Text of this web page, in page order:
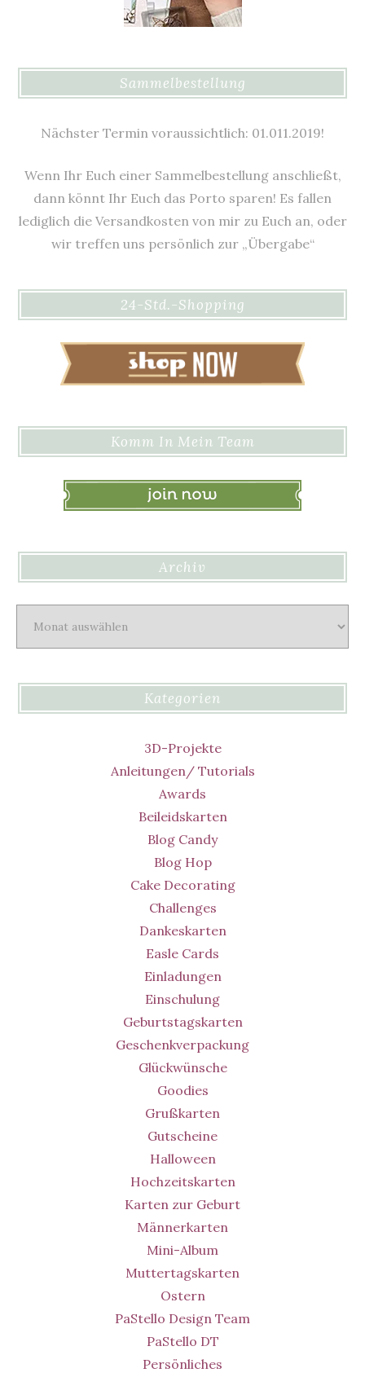
Sammelbestellung
Nächster Termin voraussichtlich: 01.011.2019!
Wenn Ihr Euch einer Sammelbestellung anschließt,
dann könnt Ihr Euch das Porto sparen! Es fallen
lediglich die Versandkosten von mir zu Euch an, oder
wir treffen uns persönlich zur „Übergabe“
24-Std.-Shopping
Komm In Mein Team
Archiv
Kategorien
3D-Projekte
Anleitungen/ Tutorials
Awards
Beileidskarten
Blog Candy
Blog Hop
Cake Decorating
Challenges
Dankeskarten
Easle Cards
Einladungen
Einschulung
Geburtstagskarten
Geschenkverpackung
Glückwünsche
Goodies
Grußkarten
Gutscheine
Halloween
Hochzeitskarten
Karten zur Geburt
Männerkarten
Mini-Album
Muttertagskarten
Ostern
PaStello Design Team
PaStello DT
Persönliches